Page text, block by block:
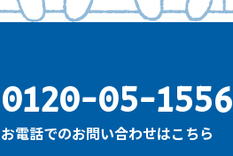
0120-05-1556
お電話でのお問い合わせはこちら